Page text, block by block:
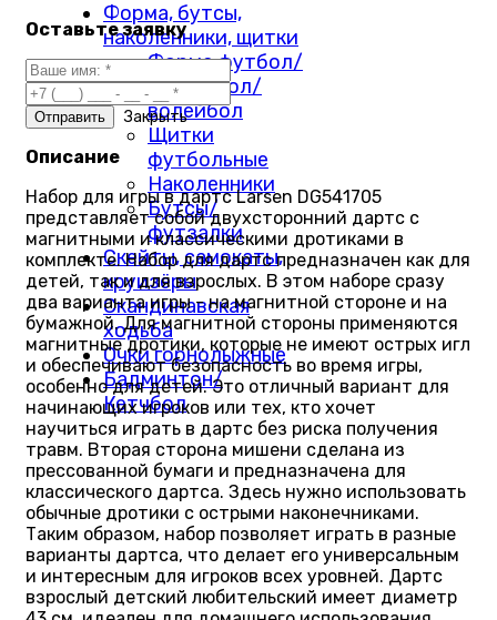
Форма, бутсы,
наколенники, щитки
Форма футбол/
баскетбол/
волейбол
Щитки
футбольные
Наколенники
Бутсы/
футзалки
Скейты, самокаты,
круизёры
Скандинавская
ходьба
Очки горнолыжные
Бадминтон/
Кетчбол
Оставьте заявку
Закрыть
Описание
Набор для игры в дартс Larsen DG541705
представляет собой двухсторонний дартс с
магнитными и классическими дротиками в
комплекте. Набор для дартс предназначен как для
детей, так и для взрослых. В этом наборе сразу
два варианта игры - на магнитной стороне и на
бумажной. Для магнитной стороны применяются
магнитные дротики, которые не имеют острых игл
и обеспечивают безопасность во время игры,
особенно для детей. Это отличный вариант для
начинающих игроков или тех, кто хочет
научиться играть в дартс без риска получения
травм. Вторая сторона мишени сделана из
прессованной бумаги и предназначена для
классического дартса. Здесь нужно использовать
обычные дротики с острыми наконечниками.
Таким образом, набор позволяет играть в разные
варианты дартса, что делает его универсальным
и интересным для игроков всех уровней. Дартс
взрослый детский любительский имеет диаметр